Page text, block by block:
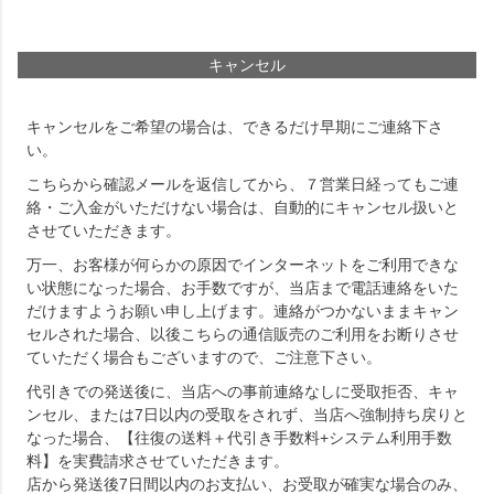
キャンセル
キャンセルをご希望の場合は、できるだけ早期にご連絡下さ
い。
こちらから確認メールを返信してから、７営業日経ってもご連
絡・ご入金がいただけない場合は、自動的にキャンセル扱いと
させていただきます。
万一、お客様が何らかの原因でインターネットをご利用できな
い状態になった場合、お手数ですが、当店まで電話連絡をいた
だけますようお願い申し上げます。連絡がつかないままキャン
セルされた場合、以後こちらの通信販売のご利用をお断りさせ
ていただく場合もございますので、ご注意下さい。
代引きでの発送後に、当店への事前連絡なしに受取拒否、キャ
ンセル、または7日以内の受取をされず、当店へ強制持ち戻りと
なった場合、【往復の送料＋代引き手数料+システム利用手数
料】を実費請求させていただきます。
店から発送後7日間以内のお支払い、お受取が確実な場合のみ、